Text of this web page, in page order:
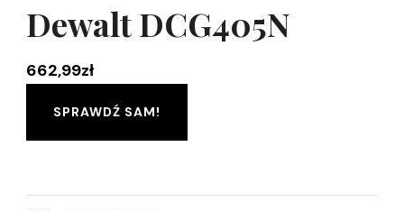
Dewalt DCG405N
662,99zł
SPRAWDŹ SAM!